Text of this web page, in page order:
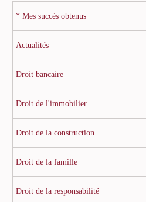
* Mes succès obtenus
Actualités
Droit bancaire
Droit de l'immobilier
Droit de la construction
Droit de la famille
Droit de la responsabilité